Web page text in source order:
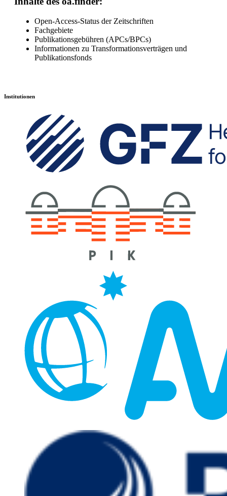
Open-Access-Status der Zeitschriften
Fachgebiete
Publikationsgebühren (APCs/BPCs)
Informationen zu Transformationsverträgen und
Publikationsfonds
Institutionen